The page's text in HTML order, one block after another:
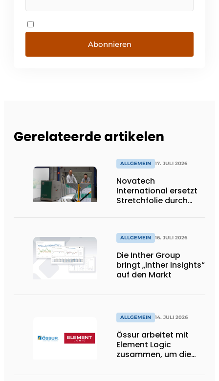
Abonnieren
Gerelateerde artikelen
ALLGEMEIN 17. JULI 2026
Novatech
International ersetzt
Stretchfolie durch
ALLGEMEIN 16. JULI 2026
Die Inther Group
bringt „Inther Insights“
auf den Markt
ALLGEMEIN 14. JULI 2026
Össur arbeitet mit
Element Logic
zusammen, um die